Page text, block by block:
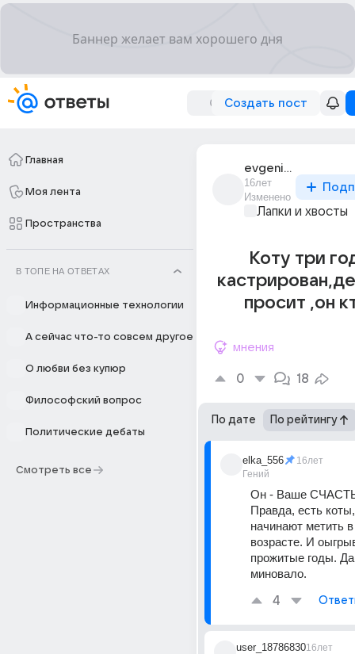
Создать пост
Главная
Моя лента
Пространства
В ТОПЕ НА ОТВЕТАХ
Информационные технологии
А сейчас что-то совсем другое
О любви без купюр
Философский вопрос
Политические дебаты
Смотреть все
evgeniia_4920
16лет
Изменено
Лапки и хвосты
Коту три
просит ,он
мнения
0 18
По дате По рейтингу
elka_556
Гений
16лет
Он - Ваше
Правда, есть
начинают метить
возрасте. И
прожитые годы.
миновало.
4
user_1878683016лет